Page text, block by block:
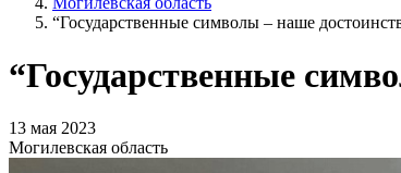
“Государственные символы – наше
“Государственные
13 мая 2023
Могилевская область